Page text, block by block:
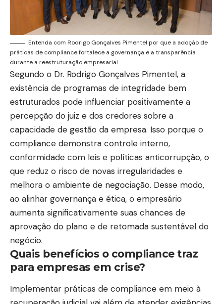
Entenda com Rodrigo Gonçalves Pimentel por que a adoção de
práticas de compliance fortalece a governança e a transparência
durante a reestruturação empresarial.
Segundo o Dr. Rodrigo Gonçalves Pimentel, a
existência de programas de integridade bem
estruturados pode influenciar positivamente a
percepção do juiz e dos credores sobre a
capacidade de gestão da empresa. Isso porque o
compliance demonstra controle interno,
conformidade com leis e políticas anticorrupção, o
que reduz o risco de novas irregularidades e
melhora o ambiente de negociação. Desse modo,
ao alinhar governança e ética, o empresário
aumenta significativamente suas chances de
aprovação do plano e de retomada sustentável do
negócio.
Quais benefícios o compliance traz
para empresas em crise?
Implementar práticas de compliance em meio à